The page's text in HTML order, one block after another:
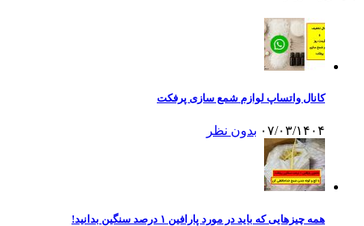
کانال واتساپ لوازم شمع سازی پرفکت
۰۷/۰۳/۱۴۰۴ بدون نظر
همه چیزهایی که باید در مورد پارافین ۱ درصد سنگین بدانید!